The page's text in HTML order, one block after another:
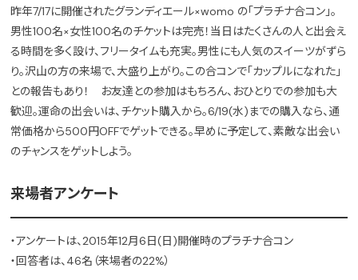
昨年7/17に開催されたグランディエール×womo の「プラチナ合コン」。
男性100名×女性100名のチケットは完売！当日はたくさんの人と出会え
る時間を多く設け、フリータイムも充実。男性にも人気のスイーツがずら
り。沢山の方の来場で、大盛り上がり。この合コンで「カップルになれた」
との報告もあり！ お友達との参加はもちろん、おひとりでの参加も大
歓迎。運命の出会いは、チケット購入から。6/19(水)までの購入なら、通
常価格から500円OFFでゲットできる。早めに予定して、素敵な出会い
のチャンスをゲットしよう。
来場者アンケート
・アンケートは、2015年12月6日(日)開催時のプラチナ合コン
・回答者は、46名（来場者の22%）